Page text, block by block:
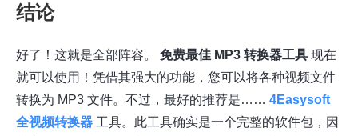
结论
好了！这就是全部阵容。 免费最佳 MP3 转换器工具 现在
就可以使用！凭借其强大的功能，您可以将各种视频文件
转换为 MP3 文件。不过，最好的推荐是…… 4Easysoft
全视频转换器 工具。此工具确实是一个完整的软件包，因